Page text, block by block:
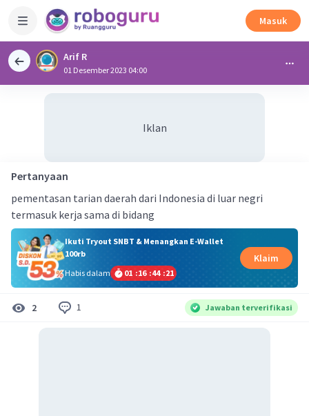
Masuk
Arif R
01 Desember 2023 04:00
Iklan
Pertanyaan
pementasan tarian daerah dari Indonesia di luar negri
termasuk kerja sama di bidang
Ikuti Tryout SNBT & Menangkan E-Wallet
100rb
Habis dalam
01 :16 :44 :20
Klaim
2 1 Jawaban terverifikasi